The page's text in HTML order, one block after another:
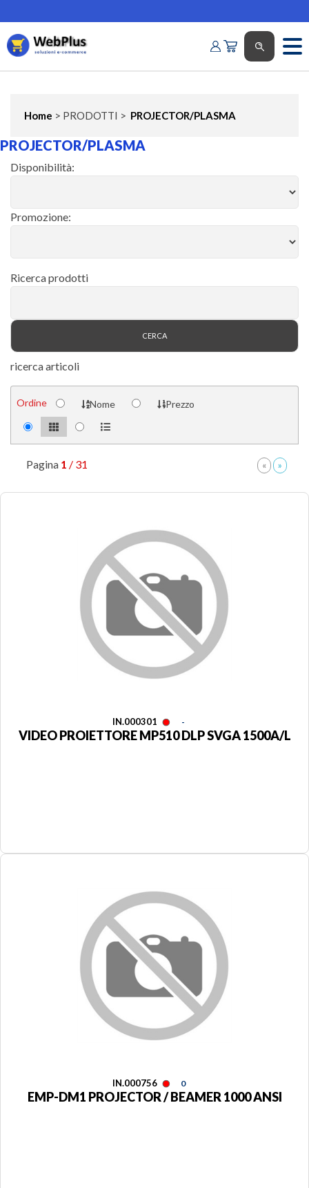
Home > PRODOTTI > PROJECTOR/PLASMA
PROJECTOR/PLASMA
Disponibilità:
Promozione:
Ricerca prodotti
ricerca articoli
Ordine Nome Prezzo
Pagina 1 / 31
IN.000301 -
VIDEO PROIETTORE MP510 DLP SVGA 1500A/L
IN.000756 0
EMP-DM1 PROJECTOR / BEAMER 1000 ANSI